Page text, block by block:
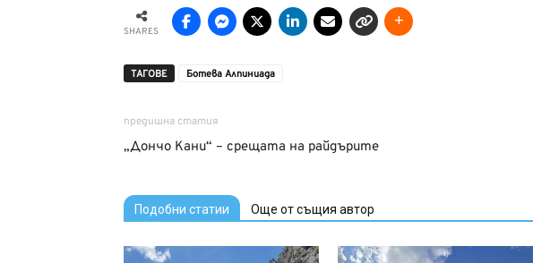
SHARES
ТАГОВЕ Ботева Алпиниада
предишна статия
„Дончо Кани“ – срещата на райдърите
Подобни статии Още от същия автор